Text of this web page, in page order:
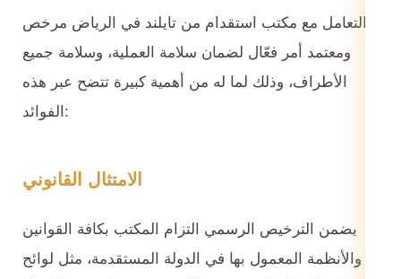
التعامل مع مكتب استقدام من تايلند في الرياض مرخص
ومعتمد أمر فعّال لضمان سلامة العملية، وسلامة جميع
الأطراف، وذلك لما له من أهمية كبيرة تتضح عبر هذه
الفوائد:
الامتثال القانوني
يضمن الترخيص الرسمي التزام المكتب بكافة القوانين
والأنظمة المعمول بها في الدولة المستقدمة، مثل لوائح